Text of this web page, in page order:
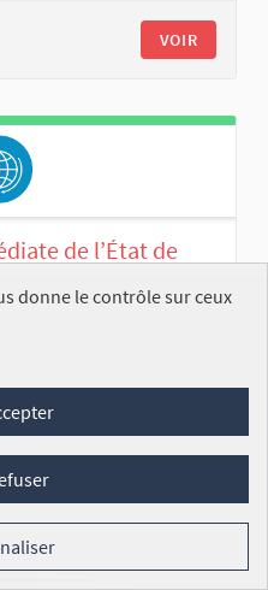
VOIR
de l’État de
d'arrêt à
VOIR
donne le contrôle sur ceux